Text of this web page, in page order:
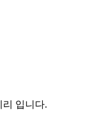
리 입니다.